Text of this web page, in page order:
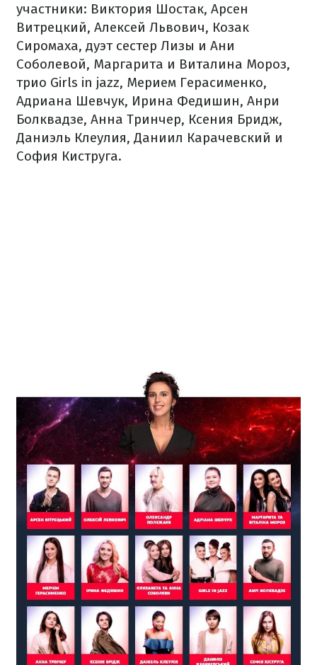
участники: Виктория Шостак, Арсен
Витрецкий, Алексей Львович, Козак
Сиромаха, дуэт сестер Лизы и Ани
Соболевой, Маргарита и Виталина Мороз,
трио Girls in jazz, Мерием Герасименко,
Адриана Шевчук, Ирина Федишин, Анри
Болквадзе, Анна Тринчер, Ксения Бридж,
Даниэль Клеулия, Даниил Карачевский и
София Киструга.